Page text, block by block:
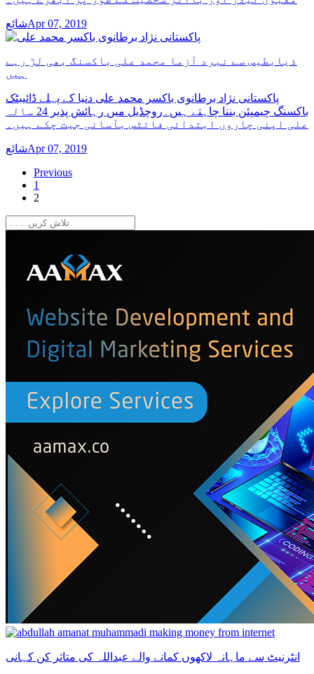
شائعApr 07, 2019
ذیابطیس سے نبرد آزما محمد علی باکسنگ بھی لڑ رہے
ہیں
پاکستانی نژاد برطانوی باکسر محمد علی دنیا کے پہلے ڈائیبٹک
باکسنگ چیمپئن بننا چاہتے ہیں۔روچڈیل میں رہائش پذیر 24 سالہ
علی اپنی چاروں ابتدائی فائٹس بآسانی جیت چکے ہیں۔
شائعApr 07, 2019
Previous
1
2
انٹرنیٹ سے ماہانہ لاکھوں کمانے والے عبداللہ کی متاثر کن کہانی